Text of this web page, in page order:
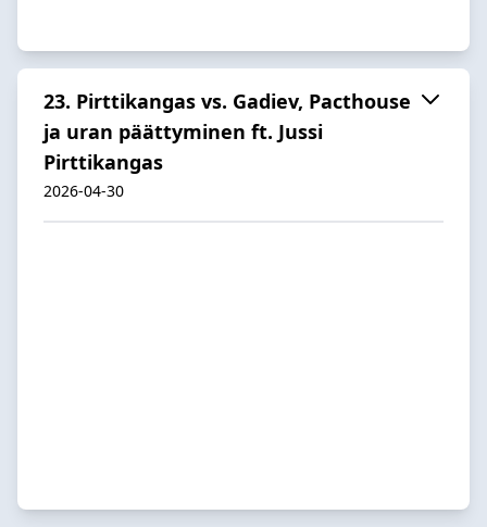
23. Pirttikangas vs. Gadiev, Pacthouse
ja uran päättyminen ft. Jussi
Pirttikangas
2026-04-30